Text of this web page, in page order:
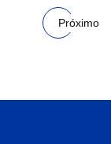
Próximo